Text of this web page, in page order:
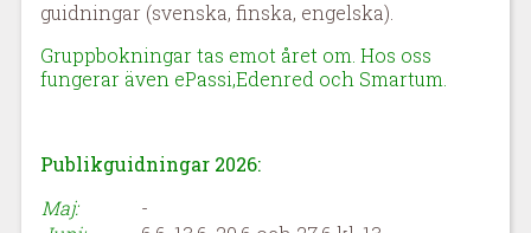
guidningar (svenska, finska, engelska).
Gruppbokningar tas emot året om. Hos oss
fungerar även ePassi,Edenred och Smartum.
Publikguidningar 2026:
Maj:
-